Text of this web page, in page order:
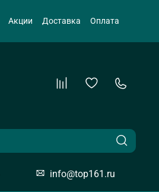
Акции Доставка Оплата
info@top161.ru